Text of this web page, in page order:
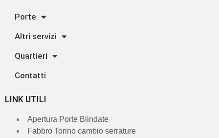
Porte
Altri servizi
Quartieri
Contatti
LINK UTILI
Apertura Porte Blindate
Fabbro Torino cambio serrature